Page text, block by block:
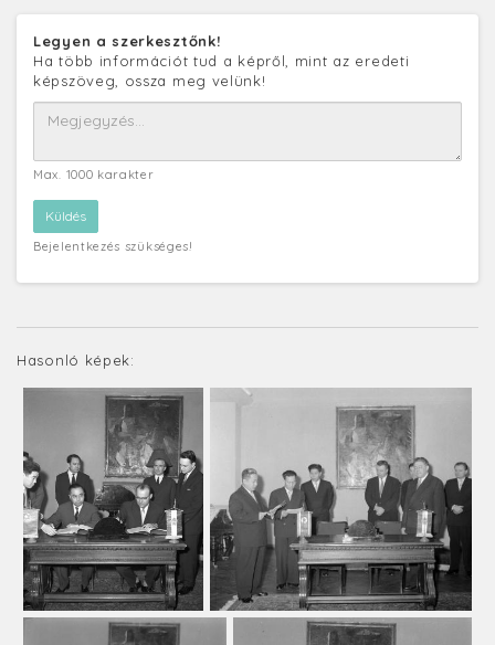
Legyen a szerkesztőnk!
Ha több információt tud a képről, mint az eredeti
képszöveg, ossza meg velünk!
Max. 1000 karakter
Bejelentkezés szükséges!
Hasonló képek: